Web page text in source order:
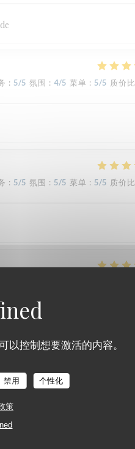
以控制想要激活的内容。
禁用 个性化
策
: 5/5 氛围 : 4/5 菜单 : 5/5 质价比
: 5/5 氛围 : 5/5 菜单 : 5/5 质价比
: 5/5 氛围: 4/5